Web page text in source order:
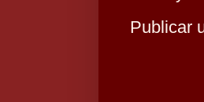
Publicar